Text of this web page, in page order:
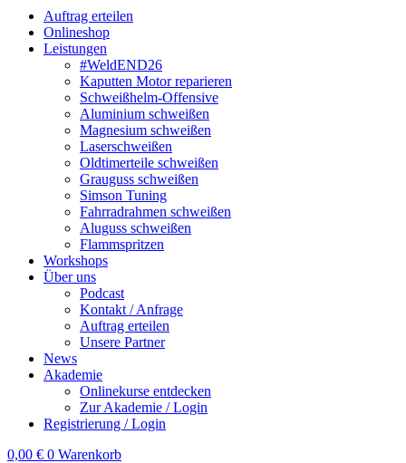
Auftrag erteilen
Onlineshop
Leistungen
#WeldEND26
Kaputten Motor reparieren
Schweißhelm-Offensive
Aluminium schweißen
Magnesium schweißen
Laserschweißen
Oldtimerteile schweißen
Grauguss schweißen
Simson Tuning
Fahrradrahmen schweißen
Aluguss schweißen
Flammspritzen
Workshops
Über uns
Podcast
Kontakt / Anfrage
Auftrag erteilen
Unsere Partner
News
Akademie
Onlinekurse entdecken
Zur Akademie / Login
Registrierung / Login
0,00 € 0 Warenkorb